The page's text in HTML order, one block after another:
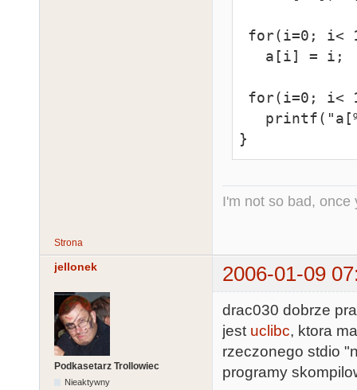
}
I'm not so bad, once
Strona
jellonek 2006-01-09
Podkasetarz Trollowiec
Nieaktywny
drac030 dobrze
jest uclibc, ktora
rzeczonego stdio
programy